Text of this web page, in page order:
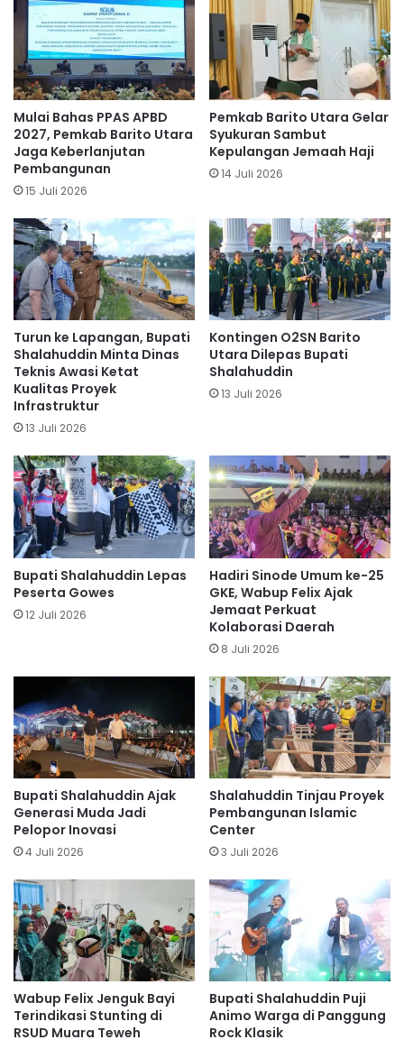
Mulai Bahas PPAS APBD
2027, Pemkab Barito Utara
Jaga Keberlanjutan
Pembangunan
15 Juli 2026
Pemkab Barito Utara Gelar
Syukuran Sambut
Kepulangan Jemaah Haji
14 Juli 2026
Turun ke Lapangan, Bupati
Shalahuddin Minta Dinas
Teknis Awasi Ketat
Kualitas Proyek
Infrastruktur
13 Juli 2026
Kontingen O2SN Barito
Utara Dilepas Bupati
Shalahuddin
13 Juli 2026
Bupati Shalahuddin Lepas
Peserta Gowes
12 Juli 2026
Hadiri Sinode Umum ke-25
GKE, Wabup Felix Ajak
Jemaat Perkuat
Kolaborasi Daerah
8 Juli 2026
Bupati Shalahuddin Ajak
Generasi Muda Jadi
Pelopor Inovasi
4 Juli 2026
Shalahuddin Tinjau Proyek
Pembangunan Islamic
Center
3 Juli 2026
Wabup Felix Jenguk Bayi
Terindikasi Stunting di
RSUD Muara Teweh
Bupati Shalahuddin Puji
Animo Warga di Panggung
Rock Klasik